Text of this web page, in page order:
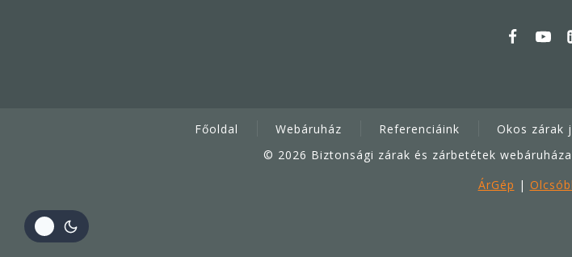
Főoldal Webáruház Referenciáink Okos zárak
© 2026 Biztonsági zárak és zárbetétek
ÁrGép |